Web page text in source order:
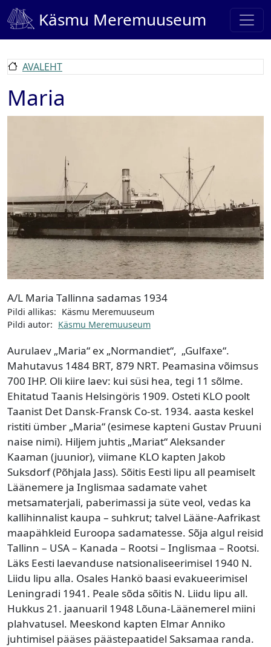
Liigu edasi põhisisu juurde
Käsmu Meremuuseum
AVALEHT
Maria
A/L Maria Tallinna sadamas 1934
Pildi allikas: Käsmu Meremuuseum
Pildi autor: Käsmu Meremuuseum
Aurulaev „Maria“ ex „Normandiet“, „Gulfaxe“.
Mahutavus 1484 BRT, 879 NRT. Peamasina võimsus
700 IHP. Oli kiire laev: kui süsi hea, tegi 11 sõlme.
Ehitatud Taanis Helsingöris 1909. Osteti KLO poolt
Taanist Det Dansk-Fransk Co-st. 1934. aasta keskel
ristiti ümber „Maria“ (esimese kapteni Gustav Pruuni
naise nimi). Hiljem juhtis „Mariat“ Aleksander
Kaaman (juunior), viimane KLO kapten Jakob
Suksdorf (Põhjala Jass). Sõitis Eesti lipu all peamiselt
Läänemere ja Inglismaa sadamate vahet
metsamaterjali, paberimassi ja süte veol, vedas ka
kallihinnalist kaupa – suhkrut; talvel Lääne-Aafrikast
maapähkleid Euroopa sadamatesse. Sõja algul reisid
Tallinn – USA – Kanada – Rootsi – Inglismaa – Rootsi.
Läks Eesti laevanduse natsionaliseerimisel 1940 N.
Liidu lipu alla. Osales Hankö baasi evakueerimisel
Leningradi 1941. Peale sõda sõitis N. Liidu lipu all.
Hukkus 21. jaanuaril 1948 Lõuna-Läänemerel miini
plahvatusel. Meeskond kapten Elmar Anniko
juhtimisel pääses päästepaatidel Saksamaa randa.